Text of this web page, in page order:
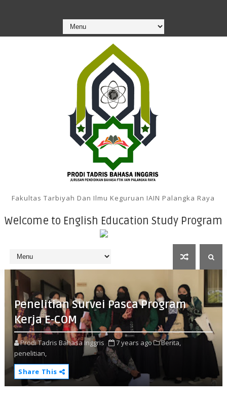
Fakultas Tarbiyah Dan Ilmu Keguruan IAIN Palangka Raya
Welcome to English Education Study Program
Penelitian Survei Pasca Program
Kerja E-COM
Prodi Tadris Bahasa Inggris 7 years ago
Berita,
penelitian,
Share This